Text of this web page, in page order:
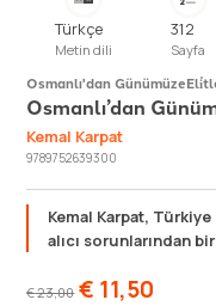
Türkçe
Metin dili
312
Sayfa
Osmanlı'dan Günümüze
Osmanlı’dan
Kemal Karpat
9789752639300
Kemal Karpat,
alıcı sorunlarından
€23,00 € 11,50